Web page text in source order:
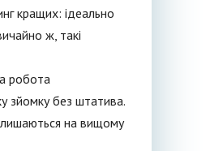
кращих: ідеально
ж, такі
робота
зйомку без штатива.
на вищому